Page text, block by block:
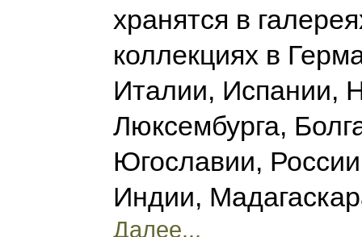
хранятся в
коллекциях в
Италии, Испании,
Люксембурга,
Югославии,
Индии,
Далее...